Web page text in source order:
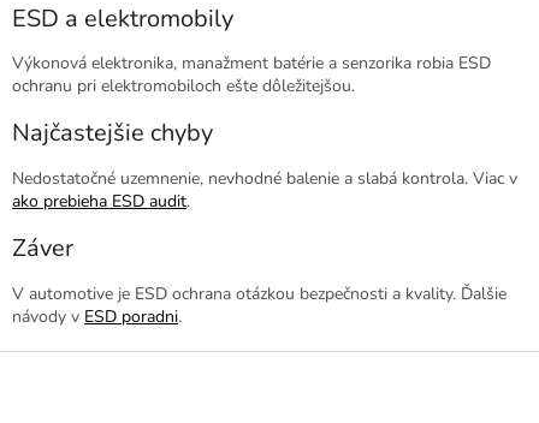
ESD a elektromobily
Výkonová elektronika, manažment batérie a senzorika robia ESD
ochranu pri elektromobiloch ešte dôležitejšou.
Najčastejšie chyby
Nedostatočné uzemnenie, nevhodné balenie a slabá kontrola. Viac v
ako prebieha ESD audit.
Záver
V automotive je ESD ochrana otázkou bezpečnosti a kvality. Ďalšie
návody v ESD poradni.
Z